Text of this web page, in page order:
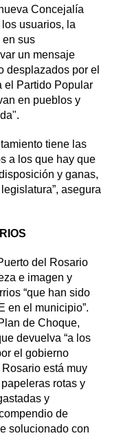
Concejalía
usuarios, la
en sus
un mensaje
desplazados por el
el Partido Popular
en pueblos y
tiene las
a los que hay que
y ganas,
asegura
del Rosario
e imagen y
“que han sido
en el municipio”.
de Choque,
devuelva “a los
el gobierno
está muy
rotas y
y
de
solucionado con